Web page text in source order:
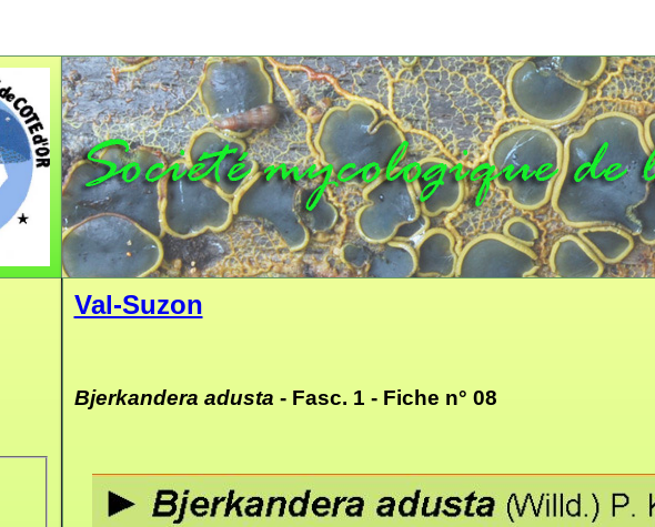
Val-Suzon
Bjerkandera adusta - Fasc. 1 - Fiche n° 08